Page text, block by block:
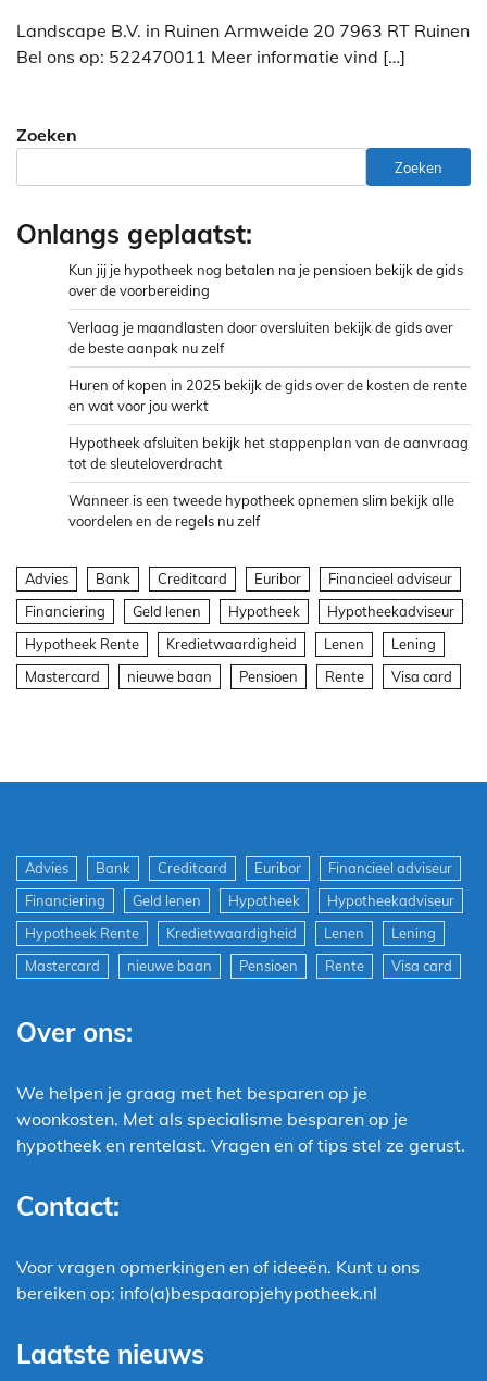
Landscape B.V. in Ruinen Armweide 20 7963 RT Ruinen
Bel ons op: 522470011 Meer informatie vind […]
Zoeken
Zoeken
Onlangs geplaatst:
Kun jij je hypotheek nog betalen na je pensioen bekijk de gids
over de voorbereiding
Verlaag je maandlasten door oversluiten bekijk de gids over
de beste aanpak nu zelf
Huren of kopen in 2025 bekijk de gids over de kosten de rente
en wat voor jou werkt
Hypotheek afsluiten bekijk het stappenplan van de aanvraag
tot de sleuteloverdracht
Wanneer is een tweede hypotheek opnemen slim bekijk alle
voordelen en de regels nu zelf
Advies Bank Creditcard Euribor
Financieel adviseur
Financiering
Geld lenen Hypotheek
Hypotheekadviseur
Hypotheek Rente
Kredietwaardigheid Lenen
Lening
Mastercard
nieuwe baan Pensioen Rente Visa card
Advies Bank Creditcard Euribor
Financieel adviseur
Financiering
Geld lenen Hypotheek
Hypotheekadviseur
Hypotheek Rente
Kredietwaardigheid Lenen
Lening
Mastercard
nieuwe baan Pensioen Rente Visa card
Over ons:
We helpen je graag met het besparen op je
woonkosten. Met als specialisme besparen op je
hypotheek en rentelast. Vragen en of tips stel ze gerust.
Contact:
Voor vragen opmerkingen en of ideeën. Kunt u ons
bereiken op: info(a)bespaaropjehypotheek.nl
Laatste nieuws